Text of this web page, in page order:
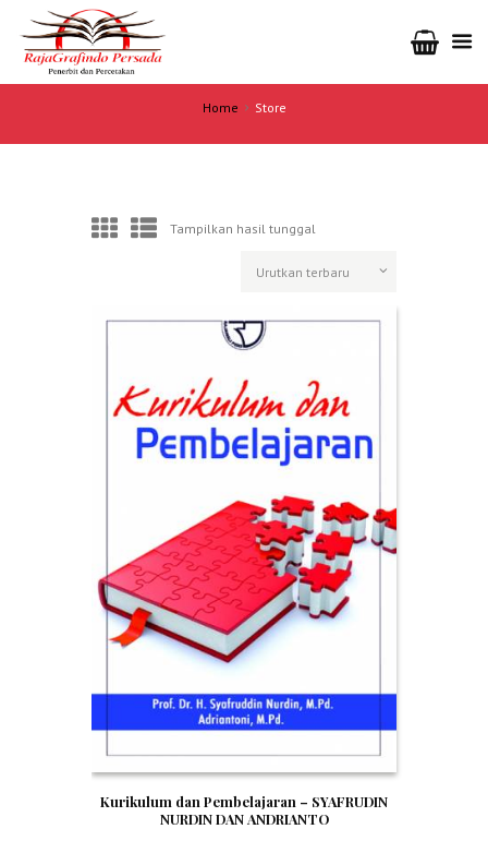
Home Store
Tampilkan hasil tunggal
Kurikulum dan Pembelajaran – SYAFRUDIN
NURDIN DAN ANDRIANTO